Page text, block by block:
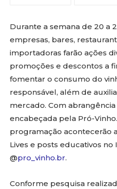
Durante a semana de 20 a
empresas, bares,
importadoras farão ações
promoções e descontos a
fomentar o consumo do
responsável, além de
mercado. Com
encabeçada pela Pró-
programação acontecerão
Lives e posts educativos no
@pro_vinho.br.
Conforme pesquisa